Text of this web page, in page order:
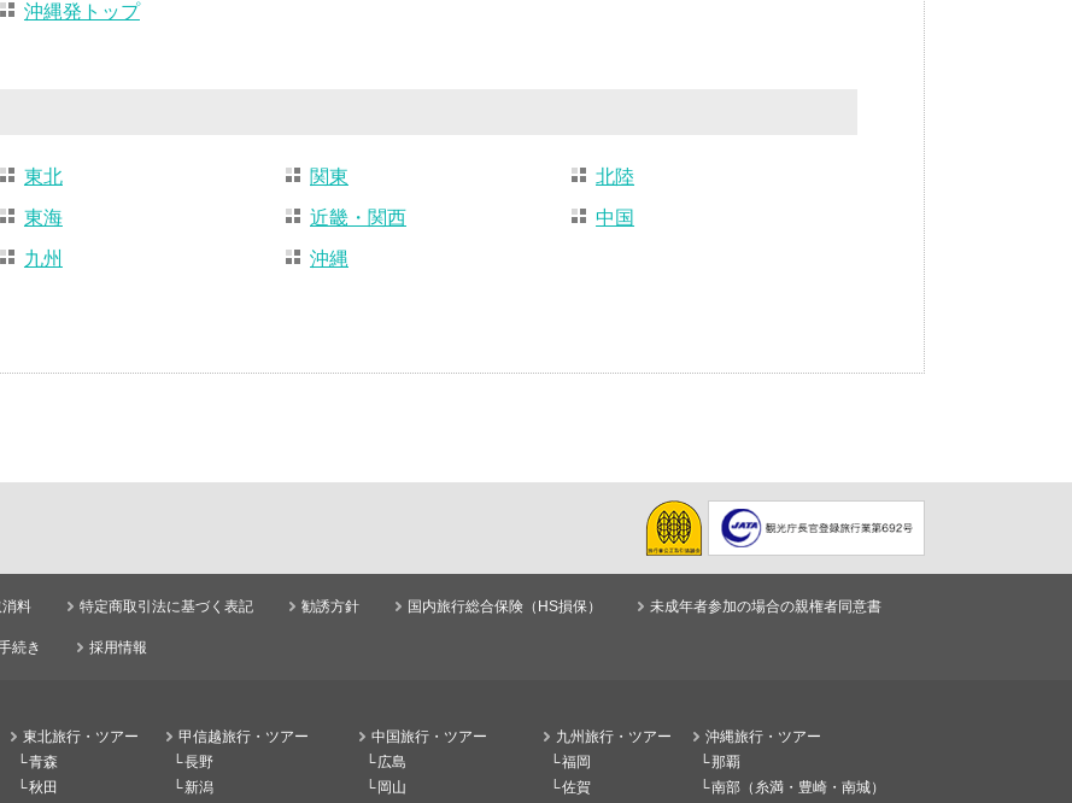
沖縄発トップ
東北 関東
北陸
東海 近畿・関西
中国
九州 沖縄
料 特定商取引法に基づく表記 勧誘方針 国内旅行総合保険（HS損保） 未成年者参加の場合の親権者同意書
続き 採用情報
東北旅行・ツアー
青森
秋田
甲信越旅行・ツアー
長野
新潟
中国旅行・ツアー
広島
岡山
九州旅行・ツアー
福岡
佐賀
沖縄旅行・ツアー
那覇
南部（糸満・豊崎・南城）